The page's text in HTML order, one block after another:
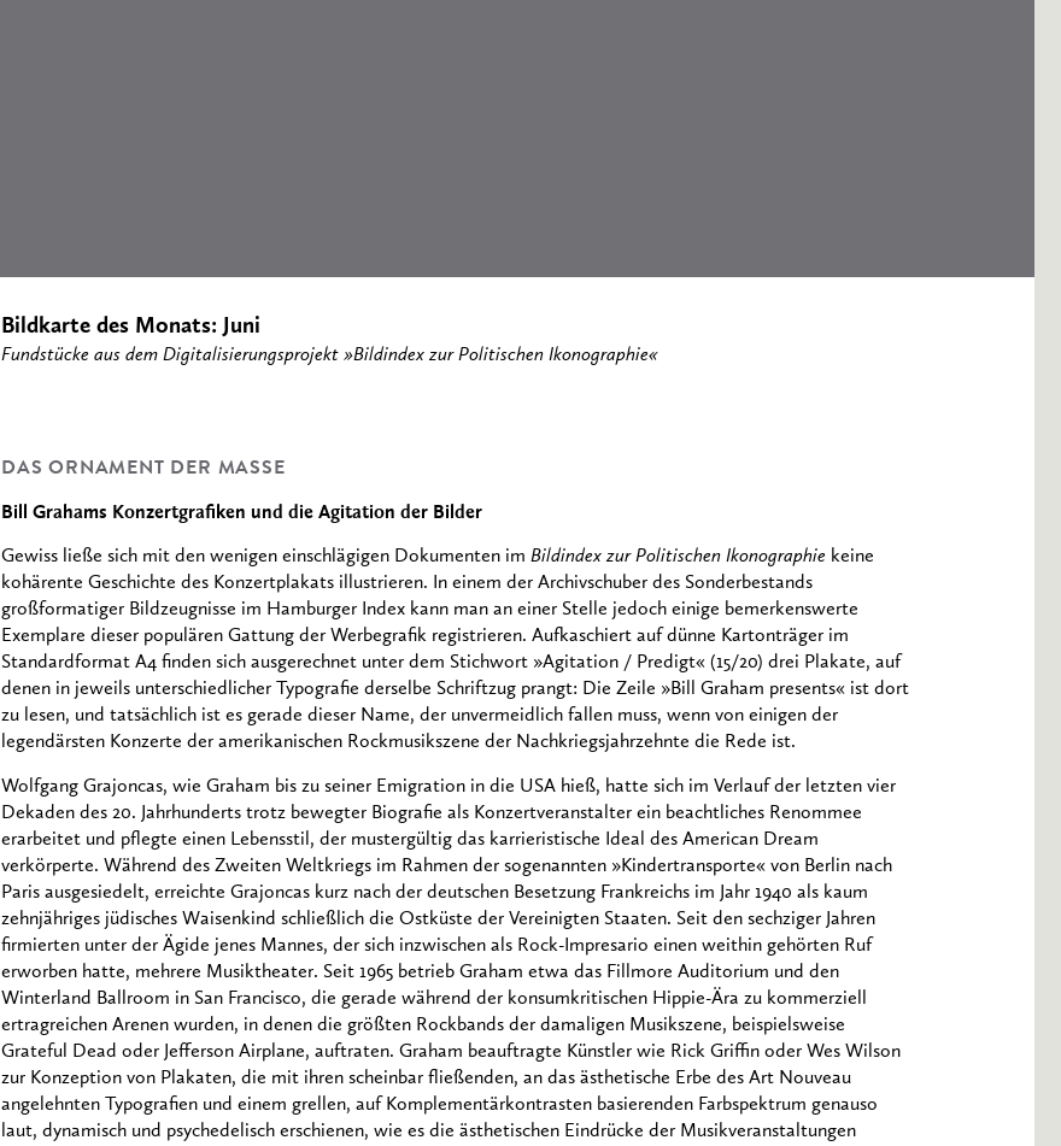
Bildkarte des Monats: Juni
Fundstücke aus dem Digitalisierungsprojekt »Bildindex zur Politischen Ikonographie«
DAS ORNAMENT DER MASSE
Bill Grahams Konzertgrafiken und die Agitation der Bilder
Gewiss ließe sich mit den wenigen einschlägigen Dokumenten im Bildindex zur Politischen Ikonographie keine
kohärente Geschichte des Konzertplakats illustrieren. In einem der Archivschuber des Sonderbestands
großformatiger Bildzeugnisse im Hamburger Index kann man an einer Stelle jedoch einige bemerkenswerte
Exemplare dieser populären Gattung der Werbegrafik registrieren. Aufkaschiert auf dünne Kartonträger im
Standardformat A4 finden sich ausgerechnet unter dem Stichwort »Agitation / Predigt« (15/20) drei Plakate, auf
denen in jeweils unterschiedlicher Typografie derselbe Schriftzug prangt: Die Zeile »Bill Graham presents« ist dort
zu lesen, und tatsächlich ist es gerade dieser Name, der unvermeidlich fallen muss, wenn von einigen der
legendärsten Konzerte der amerikanischen Rockmusikszene der Nachkriegsjahrzehnte die Rede ist.
Wolfgang Grajoncas, wie Graham bis zu seiner Emigration in die USA hieß, hatte sich im Verlauf der letzten vier
Dekaden des 20. Jahrhunderts trotz bewegter Biografie als Konzertveranstalter ein beachtliches Renommee
erarbeitet und pflegte einen Lebensstil, der mustergültig das karrieristische Ideal des American Dream
verkörperte. Während des Zweiten Weltkriegs im Rahmen der sogenannten »Kindertransporte« von Berlin nach
Paris ausgesiedelt, erreichte Grajoncas kurz nach der deutschen Besetzung Frankreichs im Jahr 1940 als kaum
zehnjähriges jüdisches Waisenkind schließlich die Ostküste der Vereinigten Staaten. Seit den sechziger Jahren
firmierten unter der Ägide jenes Mannes, der sich inzwischen als Rock-Impresario einen weithin gehörten Ruf
erworben hatte, mehrere Musiktheater. Seit 1965 betrieb Graham etwa das Fillmore Auditorium und den
Winterland Ballroom in San Francisco, die gerade während der konsumkritischen Hippie-Ära zu kommerziell
ertragreichen Arenen wurden, in denen die größten Rockbands der damaligen Musikszene, beispielsweise
Grateful Dead oder Jefferson Airplane, auftraten. Graham beauftragte Künstler wie Rick Griffin oder Wes Wilson
zur Konzeption von Plakaten, die mit ihren scheinbar fließenden, an das ästhetische Erbe des Art Nouveau
angelehnten Typografien und einem grellen, auf Komplementärkontrasten basierenden Farbspektrum genauso
laut, dynamisch und psychedelisch erschienen, wie es die ästhetischen Eindrücke der Musikveranstaltungen